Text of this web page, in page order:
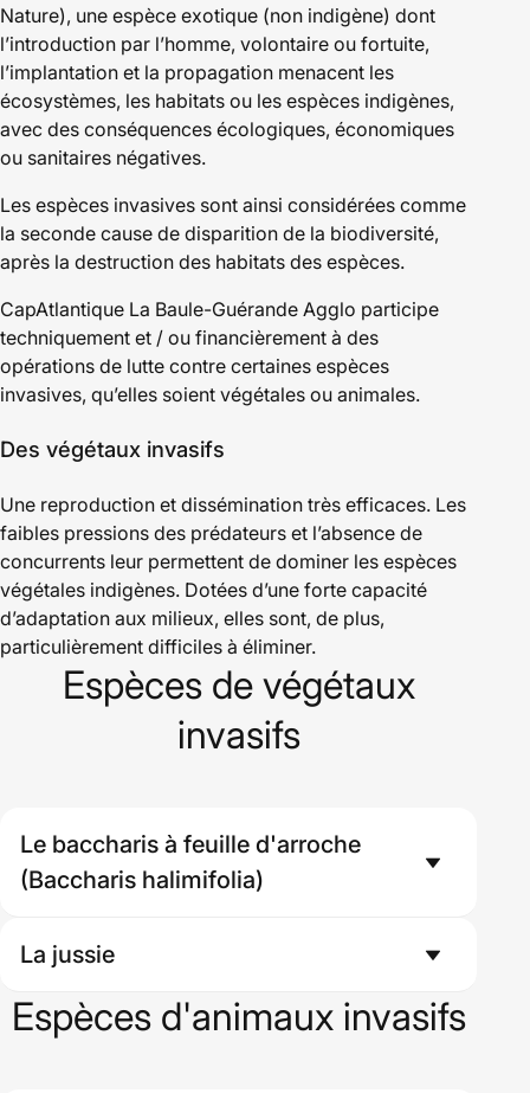
Nature), une espèce exotique (non indigène) dont
l’introduction par l’homme, volontaire ou fortuite,
l’implantation et la propagation menacent les
écosystèmes, les habitats ou les espèces indigènes,
avec des conséquences écologiques, économiques
ou sanitaires négatives.
Les espèces invasives sont ainsi considérées comme
la seconde cause de disparition de la biodiversité,
après la destruction des habitats des espèces.
CapAtlantique La Baule-Guérande Agglo participe
techniquement et / ou financièrement à des
opérations de lutte contre certaines espèces
invasives, qu’elles soient végétales ou animales.
Des végétaux invasifs
Une reproduction et dissémination très efficaces. Les
faibles pressions des prédateurs et l’absence de
concurrents leur permettent de dominer les espèces
végétales indigènes. Dotées d’une forte capacité
d’adaptation aux milieux, elles sont, de plus,
particulièrement difficiles à éliminer.
Espèces de végétaux
invasifs
Le baccharis à feuille d'arroche
(Baccharis halimifolia)
La jussie
Espèces d'animaux invasifs